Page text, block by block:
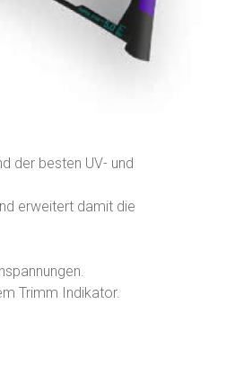
der besten UV- und
erweitert damit die
Trimm Indikator.